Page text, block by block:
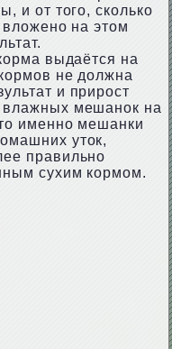
и от того, сколько
на этом
выдаётся на
не должна
и прирост
влажных мешанок на
именно мешанки
уток,
правильно
сухим кормом.